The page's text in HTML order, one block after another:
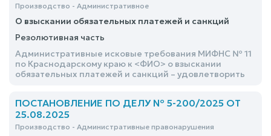
Производство - Административное
О взыскании обязательных платежей и санкций
Резолютивная часть
Административные исковые требования МИФНС № 11
по Краснодарскому краю к <ФИО> о взыскании
обязательных платежей и санкций – удовлетворить
ПОСТАНОВЛЕНИЕ ПО ДЕЛУ № 5-200/2025 ОТ
25.08.2025
Производство - Административные правонарушения